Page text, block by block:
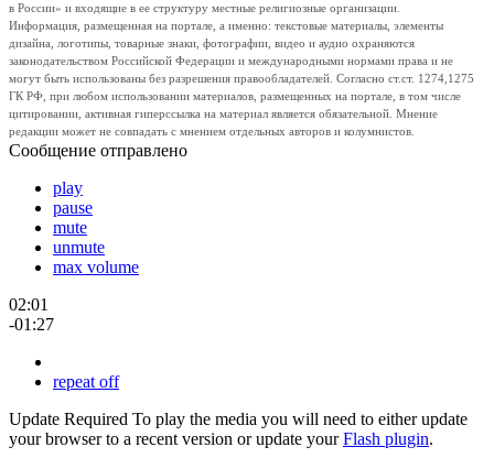
в России» и входящие в ее структуру местные религиозные организации.
Информация, размещенная на портале, а именно: текстовые материалы, элементы
дизайна, логотипы, товарные знаки, фотографии, видео и аудио охраняются
законодательством Российской Федерации и международными нормами права и не
могут быть использованы без разрешения правообладателей. Согласно ст.ст. 1274,1275
ГК РФ, при любом использовании материалов, размещенных на портале, в том числе
цитировании, активная гиперссылка на материал является обязательной. Мнение
редакции может не совпадать с мнением отдельных авторов и колумнистов.
Сообщение отправлено
play
pause
mute
unmute
max volume
02:01
-01:27
repeat off
Update Required To play the media you will need to either update
your browser to a recent version or update yourFlash plugin.